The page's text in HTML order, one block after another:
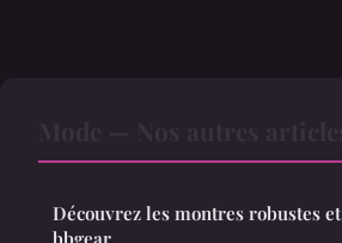
Découvrez les montres robustes
bbgear